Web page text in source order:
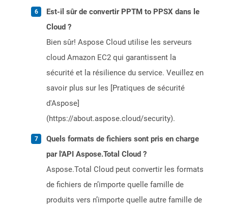
Est-il sûr de convertir PPTM to PPSX dans le
Cloud ?
Bien sûr! Aspose Cloud utilise les serveurs
cloud Amazon EC2 qui garantissent la
sécurité et la résilience du service. Veuillez en
savoir plus sur les [Pratiques de sécurité
d'Aspose]
(https://about.aspose.cloud/security).
Quels formats de fichiers sont pris en charge
par l'API Aspose.Total Cloud ?
Aspose.Total Cloud peut convertir les formats
de fichiers de n’importe quelle famille de
produits vers n’importe quelle autre famille de